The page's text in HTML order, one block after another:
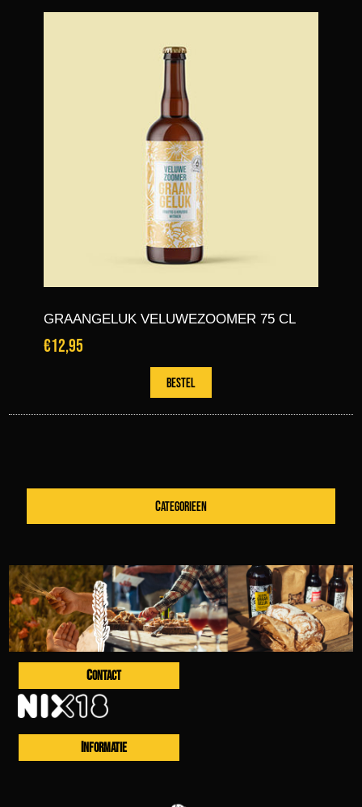
GRAANGELUK VELUWEZOOMER 75 CL
€12,95
CATEGORIEEN
CONTACT
INFORMATIE